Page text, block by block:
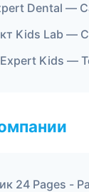
Dental —
Kids Lab —
Kids —
24 Pages -